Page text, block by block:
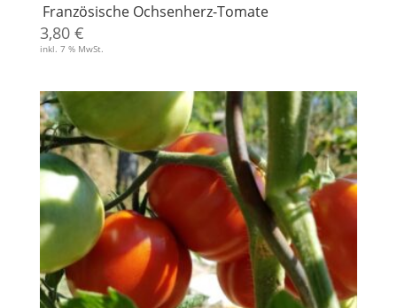
Französische Ochsenherz-Tomate
3,80 €
inkl. 7 % MwSt.